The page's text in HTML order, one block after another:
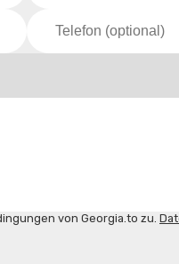
von Georgia.to zu.